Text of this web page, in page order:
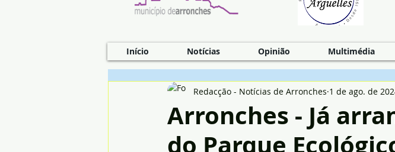
Início Notícias Opinião Multimédia
Arronches - Já
do Parque
Redacção - Notícias de Arronches 1 de ago. de